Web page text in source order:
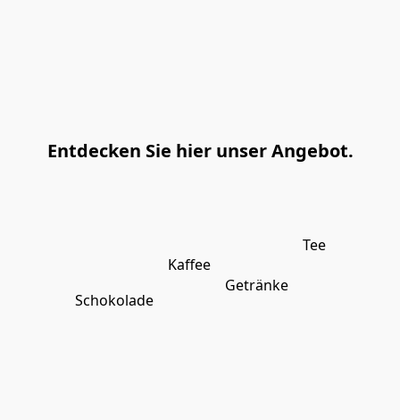
Entdecken Sie hier unser Angebot.
Schokolade
Kaffee
Getränke
Tee